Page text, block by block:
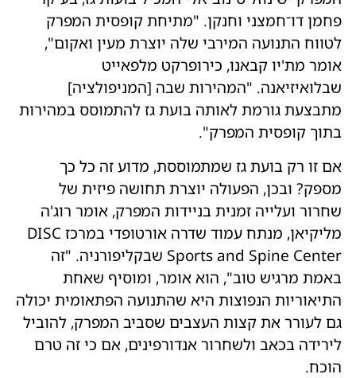
פחמן דו־חמצני וחנקן. "מתיחת קופסית המפרק
לטווח התנועה המירבי שלה יוצרת מעין ואקום",
אומר מת'יו קבאנו, כירופרקט מלפאייט
שבלואיזיאנה. "המהירות שבה [המניפולציה]
מתבצעת גורמת לאותה בועת גז להתמוסס במהירות
בתוך קופסית המפרק".
אם זו רק בועת גז שמתמוססת, מדוע זה כל כך
מספק? ובכן, הפעולה יוצרת תחושה פיזית של
שחרור ועלייה זמנית בניידות המפרק, אומר רוג'ה
מליקיאן, מנתח עמוד שדרה אורטופדי במרכז DISC
Sports and Spine Center שבקליפורניה. "זה
באמת מרגיש טוב", הוא אומר, ומוסיף שאחת
התיאוריות הנפוצות היא שהתנועה הפתאומית יכולה
גם לעורר את קצות העצבים שסביב המפרק, להוביל
לירידה בכאב ולשחרור אנדורפינים, אם כי זה טרם
הוכח.